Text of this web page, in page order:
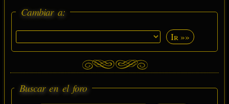
Cambiar a:
Ir »»
Buscar en el foro